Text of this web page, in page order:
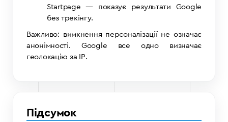
Startpage — показує результати Google
без трекінгу.
Важливо: вимкнення персоналізації не означає
анонімності. Google все одно визначає
геолокацію за IP.
Підсумок